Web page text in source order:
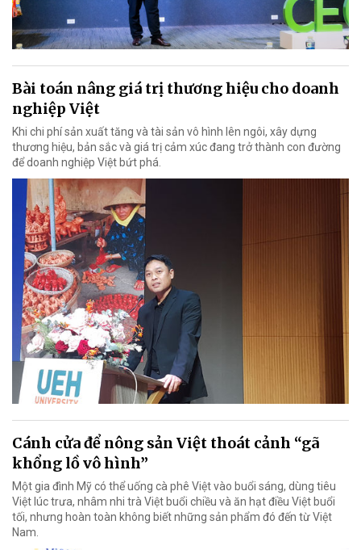
Bài toán nâng giá trị thương hiệu cho doanh
nghiệp Việt
Khi chi phí sản xuất tăng và tài sản vô hình lên ngôi, xây dựng
thương hiệu, bản sắc và giá trị cảm xúc đang trở thành con đường
để doanh nghiệp Việt bứt phá.
Cánh cửa để nông sản Việt thoát cảnh “gã
khổng lồ vô hình”
Một gia đình Mỹ có thể uống cà phê Việt vào buổi sáng, dùng tiêu
Việt lúc trưa, nhâm nhi trà Việt buổi chiều và ăn hạt điều Việt buổi
tối, nhưng hoàn toàn không biết những sản phẩm đó đến từ Việt
Nam.